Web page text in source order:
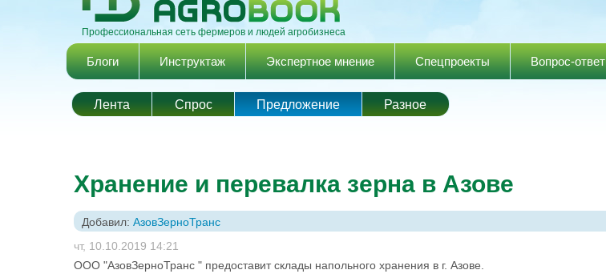
Профессиональная сеть фермеров и людей агробизнеса
Главное меню
Блоги Инструктаж Экспертное мнение Спецпроекты Вопрос-ответ
Лента Спрос Предложение Разное
Хранение и перевалка зерна в Азове
Добавил: АзовЗерноТранс
чт, 10.10.2019 14:21
ООО "АзовЗерноТранс " предоставит склады напольного хранения в г. Азове.